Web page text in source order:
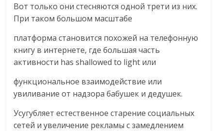
Вот только они стесняются одной трети из них.
При таком большом масштабе
платформа становится похожей на телефонную
книгу в интернете, где большая часть
активности has shallowed to light или
функциональное взаимодействие или
увиливание от надзора бабушек и дедушек.
Усугубляет естественное старение социальных
сетей и увеличение рекламы с замедлением